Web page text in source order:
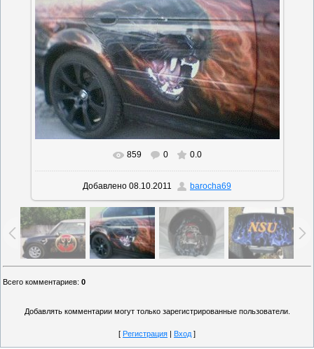
859 0 0.0
Добавлено 08.10.2011 barocha69
Всего комментариев: 0
Добавлять комментарии могут только зарегистрированные пользователи.
[ Регистрация Вход ]